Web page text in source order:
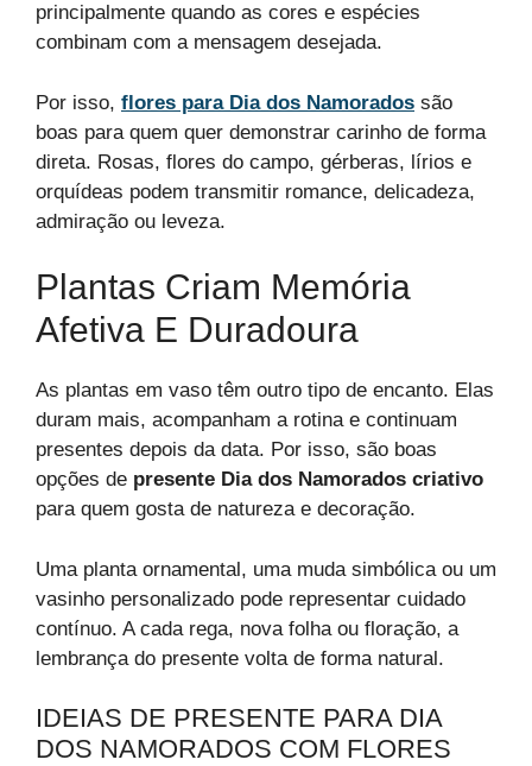
principalmente quando as cores e espécies
combinam com a mensagem desejada.
Por isso, flores para Dia dos Namorados são
boas para quem quer demonstrar carinho de forma
direta. Rosas, flores do campo, gérberas, lírios e
orquídeas podem transmitir romance, delicadeza,
admiração ou leveza.
Plantas Criam Memória
Afetiva E Duradoura
As plantas em vaso têm outro tipo de encanto. Elas
duram mais, acompanham a rotina e continuam
presentes depois da data. Por isso, são boas
opções de presente Dia dos Namorados criativo
para quem gosta de natureza e decoração.
Uma planta ornamental, uma muda simbólica ou um
vasinho personalizado pode representar cuidado
contínuo. A cada rega, nova folha ou floração, a
lembrança do presente volta de forma natural.
IDEIAS DE PRESENTE PARA DIA
DOS NAMORADOS COM FLORES